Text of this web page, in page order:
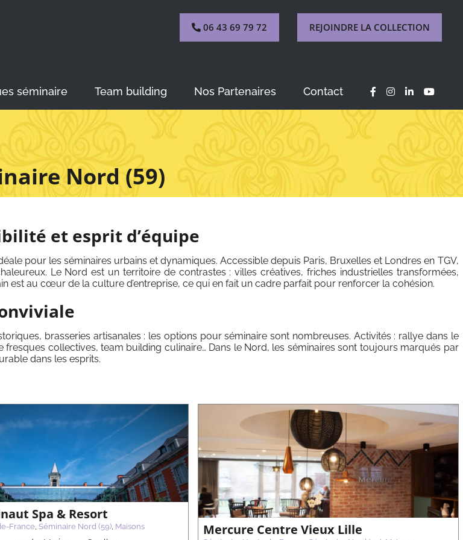
06 43 69 79 72 REJOINDRE LA COLLECTION
séminaire Team building Nos Partenaires Contact
Nord (59)
et esprit d’équipe
pour les séminaires urbains et dynamiques. Accessible depuis Paris, Bruxelles et Londres en TGV,
Le Nord est un territoire de contrastes : villes créatives, friches industrielles transformées,
est au cœur de la culture d’entreprise, ce qui en fait un cadre parfait pour renforcer la cohésion.
brasseries artisanales : les options pour séminaire sont nombreuses. Activités : rallye dans le
collectives, team building culinaire… Dans le Nord, les séminaires sont toujours marqués par
dans les esprits.
Spa & Resort
France, Séminaire Nord (59), Maisons
Centre Vieux Lille
Hauts-de-France Séminaire Nord (59) Maisons
Mercure Centre Vieux Lille